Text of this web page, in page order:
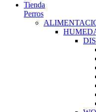
Tienda
Perros